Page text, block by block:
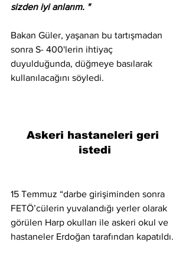
sizden iyi anlarım. "
Bakan Güler, yaşanan bu tartışmadan
sonra S- 400'lerin ihtiyaç
duyulduğunda, düğmeye basılarak
kullanılacağını söyledi.
Askeri hastaneleri geri
istedi
15 Temmuz “darbe girişiminden sonra
FETÖ’cülerin yuvalandığı yerler olarak
görülen Harp okulları ile askeri okul ve
hastaneler Erdoğan tarafından kapatıldı.